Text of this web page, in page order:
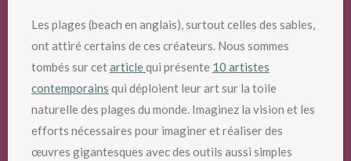
Les plages (beach en anglais), surtout celles des sables,
ont attiré certains de ces créateurs. Nous sommes
tombés sur cetarticlequi présente 10 artistes
contemporains qui déploient leur art sur la toile
naturelle des plages du monde. Imaginez la vision et les
efforts nécessaires pour imaginer et réaliser des
œuvres gigantesques avec des outils aussi simples